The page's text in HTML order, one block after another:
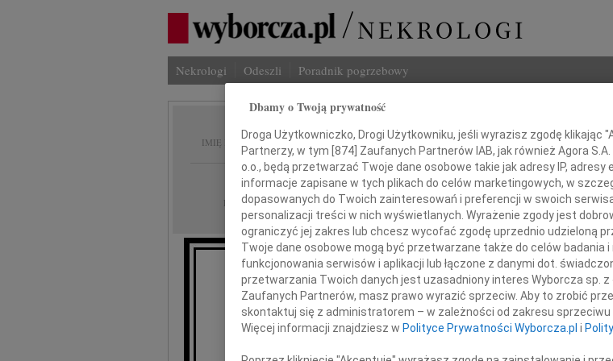
Nekrologi Odeszli Poradnik pogrzebowy
IMIĘ I NAZWISKO: Kazimierz Motylewskiego
REGION: Łódź, Rzeszów
DATA EMISJI: 08.01.2010
Z wielkim żalem przyjęliśmy wiadomość o śmierci
naszego drogiego Kolegi
Dbamy o Twoją prywatność
Droga Użytkowniczko, Drogi Użytkowniku, jeśli wyrazisz zgodę klikając
Partnerzy, w tym [874] Zaufanych Partnerów IAB, jak również Agora
o.o., będą przetwarzać Twoje dane osobowe takie jak adresy IP,
informacje zapisane w tych plikach do celów marketingowych, w
dopasowanych do Twoich zainteresowań i preferencji w swoich
personalizacji treści w nich wyświetlanych. Wyrażenie zgody jest
ograniczyć jej zakres lub chcesz wycofać zgodę uprzednio udzieloną
Twoje dane osobowe mogą być przetwarzane także do celów badania
funkcjonowania serwisów i aplikacji lub łączone z danymi dot.
przetwarzania Twoich danych jest uzasadniony interes Wyborcza sp. z
Zaufanych Partnerów, masz prawo wyrazić sprzeciw. Aby to zrobić
skontaktuj się z administratorem – w zależności od zakresu
Więcej informacji znajdziesz w Polityce Prywatności Wyborcza.pl i